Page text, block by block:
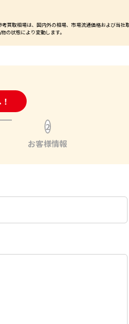
買取相場は、国内外の相場、市場流通価格および当社
の状態により変動します。
ム
2
お客様情報